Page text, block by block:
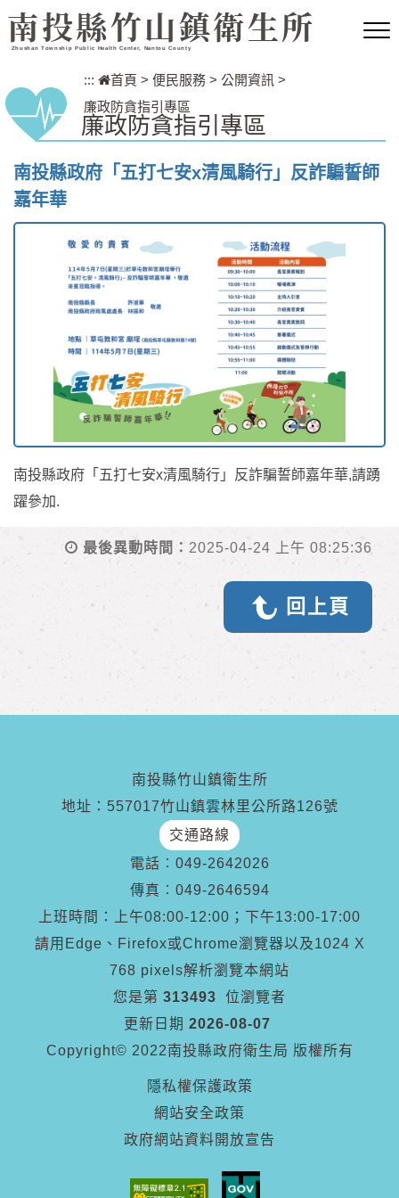
跳到主要內容區塊
南投縣竹山鎮衛生所
Zhushan Township Public Health Center, Nantou County
::: 首頁 > 便民服務 > 公開資訊 >
廉政防貪指引專區
廉政防貪指引專區
南投縣政府「五打七安x清風騎行」反詐騙誓師
嘉年華
南投縣政府「五打七安x清風騎行」反詐騙誓師嘉年華,請踴
躍參加.
最後異動時間： 2025-04-24 上午 08:25:36
回上頁
南投縣竹山鎮衛生所
地址：557017竹山鎮雲林里公所路126號
交通路線
電話︰ 049-2642026
傳真︰ 049-2646594
上班時間：上午08:00-12:00；下午13:00-17:00
請用Edge、Firefox或Chrome瀏覽器以及1024 X
768 pixels解析瀏覽本網站
您是第 313493
位瀏覽者
更新日期 2026-08-07
Copyright© 2022南投縣政府衛生局 版權所有
隱私權保護政策
網站安全政策
政府網站資料開放宣告